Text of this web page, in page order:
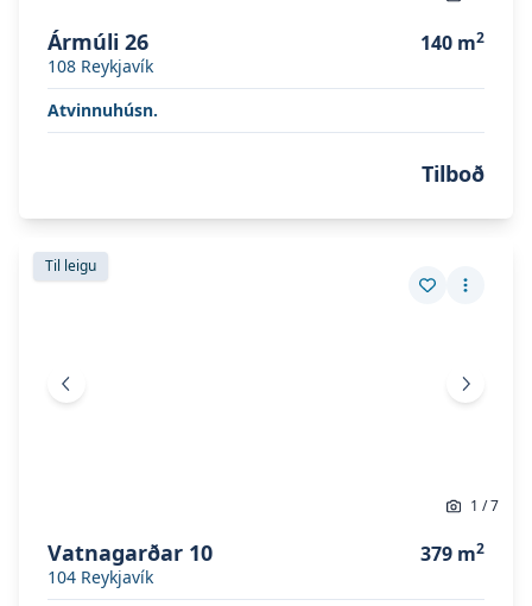
Ármúli 26
108 Reykjavík
140 m2
Atvinnuhúsn.
Tilboð
Skoða eignina
Til leigu
Vista eign
Fleiri
Skoða eignina
Fyrri mynd Næsta
1 /7
Vatnagarðar 10
104 Reykjavík
379 m2